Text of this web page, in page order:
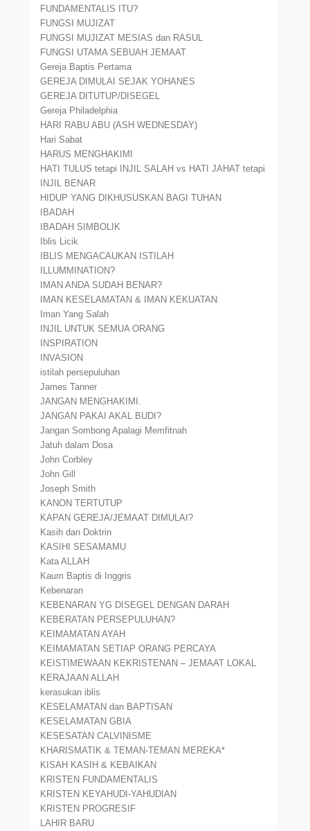
FUNDAMENTALIS ITU?
FUNGSI MUJIZAT
FUNGSI MUJIZAT MESIAS dan RASUL
FUNGSI UTAMA SEBUAH JEMAAT
Gereja Baptis Pertama
GEREJA DIMULAI SEJAK YOHANES
GEREJA DITUTUP/DISEGEL
Gereja Philadelphia
HARI RABU ABU (ASH WEDNESDAY)
Hari Sabat
HARUS MENGHAKIMI
HATI TULUS tetapi INJIL SALAH vs HATI JAHAT tetapi
INJIL BENAR
HIDUP YANG DIKHUSUSKAN BAGI TUHAN
IBADAH
IBADAH SIMBOLIK
Iblis Licik
IBLIS MENGACAUKAN ISTILAH
ILLUMMINATION?
IMAN ANDA SUDAH BENAR?
IMAN KESELAMATAN & IMAN KEKUATAN
Iman Yang Salah
INJIL UNTUK SEMUA ORANG
INSPIRATION
INVASION
istilah persepuluhan
James Tanner
JANGAN MENGHAKIMI.
JANGAN PAKAI AKAL BUDI?
Jangan Sombong Apalagi Memfitnah
Jatuh dalam Dosa
John Corbley
John Gill
Joseph Smith
KANON TERTUTUP
KAPAN GEREJA/JEMAAT DIMULAI?
Kasih dan Doktrin
KASIHI SESAMAMU
Kata ALLAH
Kaum Baptis di Inggris
Kebenaran
KEBENARAN YG DISEGEL DENGAN DARAH
KEBERATAN PERSEPULUHAN?
KEIMAMATAN AYAH
KEIMAMATAN SETIAP ORANG PERCAYA
KEISTIMEWAAN KEKRISTENAN – JEMAAT LOKAL
KERAJAAN ALLAH
kerasukan iblis
KESELAMATAN dan BAPTISAN
KESELAMATAN GBIA
KESESATAN CALVINISME
KHARISMATIK & TEMAN-TEMAN MEREKA*
KISAH KASIH & KEBAIKAN
KRISTEN FUNDAMENTALIS
KRISTEN KEYAHUDI-YAHUDIAN
KRISTEN PROGRESIF
LAHIR BARU